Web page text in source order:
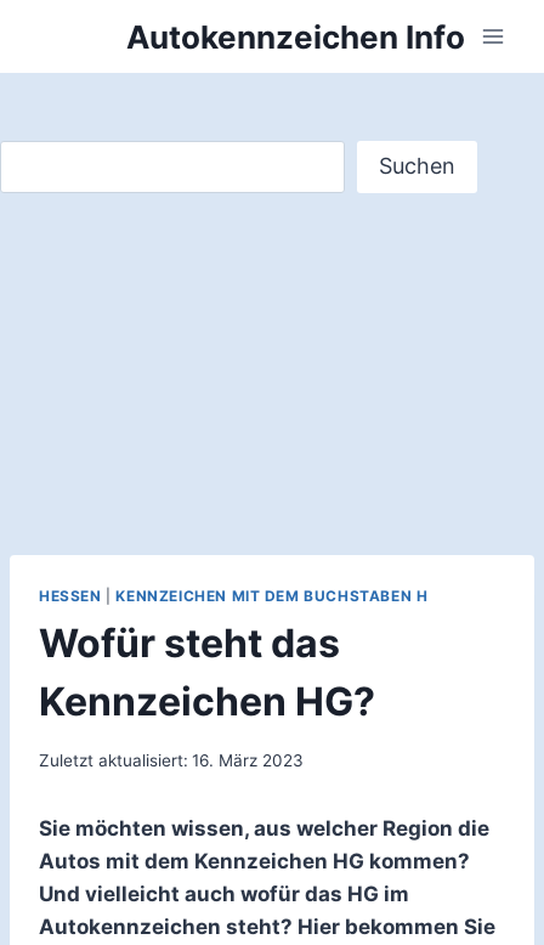
springen
Autokennzeichen Info
Suchen
HESSEN |KENNZEICHEN MIT DEM BUCHSTABEN H
Wofür steht das
Kennzeichen HG?
Zuletzt aktualisiert: 16. März 2023
Sie möchten wissen, aus welcher Region die
Autos mit dem Kennzeichen HG kommen?
Und vielleicht auch wofür das HG im
Autokennzeichen steht? Hier bekommen Sie